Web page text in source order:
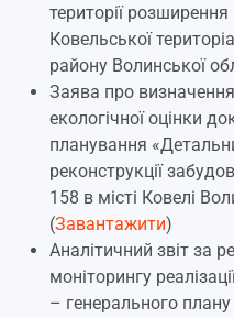
території
Ковельської
району Волинської
Заява про визначення
екологічної оцінки
планування
реконструкції
158 в місті Ковелі
(Завантажити)
Аналітичний звіт за
моніторингу
– генерального